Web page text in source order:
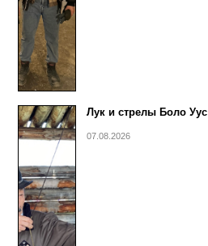
Лук и стрелы Боло Уус
07.08.2026